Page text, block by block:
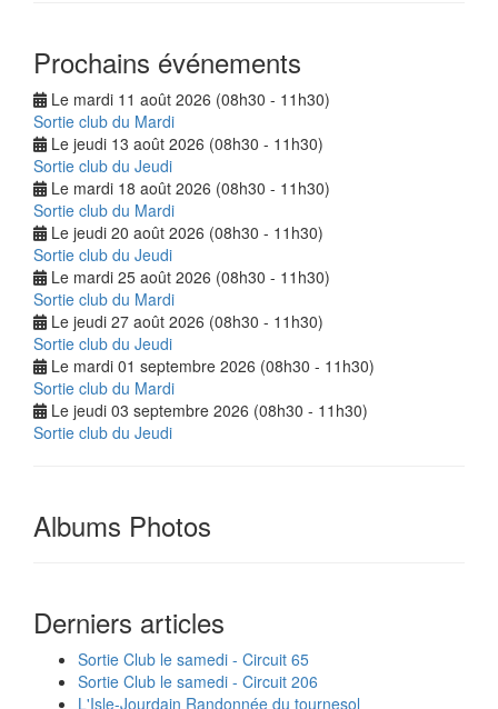
Prochains événements
Le mardi 11 août 2026 (08h30 - 11h30)
Sortie club du Mardi
Le jeudi 13 août 2026 (08h30 - 11h30)
Sortie club du Jeudi
Le mardi 18 août 2026 (08h30 - 11h30)
Sortie club du Mardi
Le jeudi 20 août 2026 (08h30 - 11h30)
Sortie club du Jeudi
Le mardi 25 août 2026 (08h30 - 11h30)
Sortie club du Mardi
Le jeudi 27 août 2026 (08h30 - 11h30)
Sortie club du Jeudi
Le mardi 01 septembre 2026 (08h30 - 11h30)
Sortie club du Mardi
Le jeudi 03 septembre 2026 (08h30 - 11h30)
Sortie club du Jeudi
Albums Photos
Derniers articles
Sortie Club le samedi - Circuit 65
Sortie Club le samedi - Circuit 206
L'Isle-Jourdain Randonnée du tournesol